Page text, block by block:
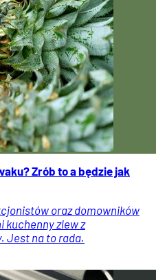
Zrób to a będzie jak
oraz domowników
kuchenny zlew z
Jest na to rada.